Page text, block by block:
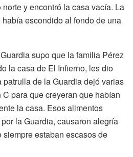
y encontró la casa vacía. La
escondido al fondo de una
supo que la familia Pérez
la casa de El Infierno, les dio
patrulla de la Guardia dejó varias
para que creyeran que habían
la casa. Esos alimentos
la Guardia, causaron alegría
estaban escasos de